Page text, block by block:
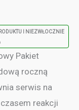
I NIEZWŁOCZNIE
Pakiet
roczną
serwis na
reakcji